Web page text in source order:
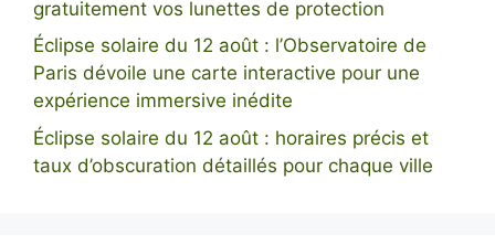
gratuitement vos lunettes de protection
Éclipse solaire du 12 août : l’Observatoire de
Paris dévoile une carte interactive pour une
expérience immersive inédite
Éclipse solaire du 12 août : horaires précis et
taux d’obscuration détaillés pour chaque ville